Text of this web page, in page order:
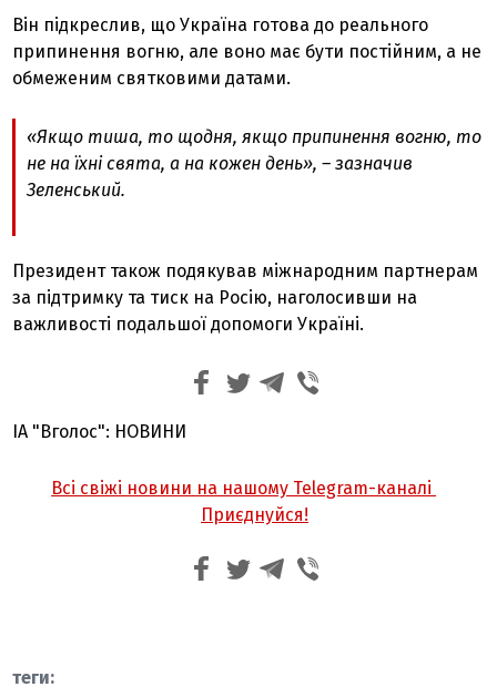
Він підкреслив, що Україна готова до реального
припинення вогню, але воно має бути постійним, а не
обмеженим святковими датами.
«Якщо тиша, то щодня, якщо припинення вогню, то
не на їхні свята, а на кожен день», – зазначив
Зеленський.
Президент також подякував міжнародним партнерам
за підтримку та тиск на Росію, наголосивши на
важливості подальшої допомоги Україні.
ІА "Вголос": НОВИНИ
Всі свіжі новини на нашому Telegram-каналі
Приєднуйся!